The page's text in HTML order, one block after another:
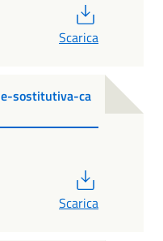
Scarica
sostitutiva-ca
Scarica